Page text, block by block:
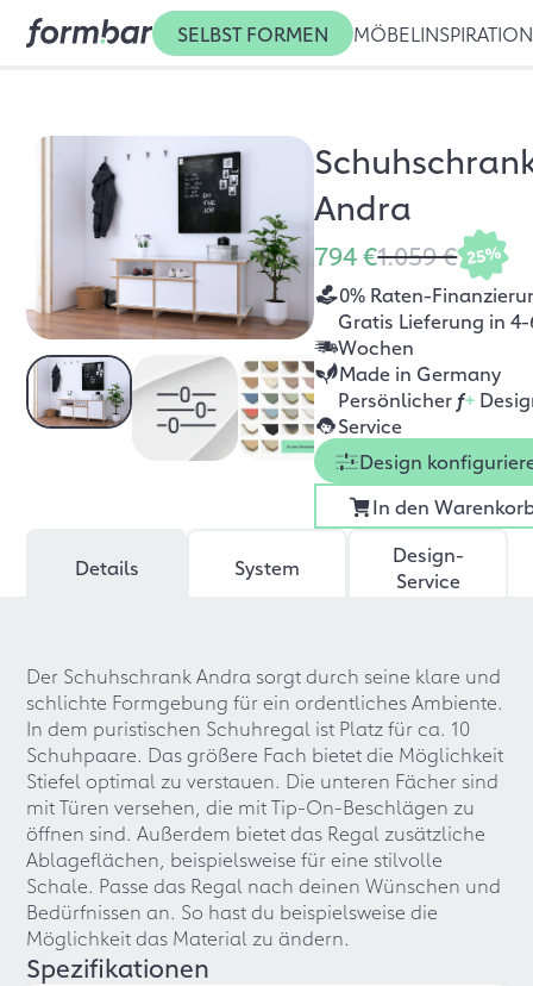
SELBST FORMEN MÖBEL INSPIRATION
Andra
794 €1.059 € 25%
0% Raten-
Gratis Lieferung in 4-
Wochen
Made in Germany
Persönlicher f+
Service
Design
In den
Details System
Design-
Service
Der Schuhschrank Andra sorgt durch seine klare und
schlichte Formgebung für ein ordentliches Ambiente.
In dem puristischen Schuhregal ist Platz für ca. 10
Schuhpaare. Das größere Fach bietet die Möglichkeit
Stiefel optimal zu verstauen. Die unteren Fächer sind
mit Türen versehen, die mit Tip-On-Beschlägen zu
öffnen sind. Außerdem bietet das Regal zusätzliche
Ablageflächen, beispielsweise für eine stilvolle
Schale. Passe das Regal nach deinen Wünschen und
Bedürfnissen an. So hast du beispielsweise die
Möglichkeit das Material zu ändern.
Spezifikationen